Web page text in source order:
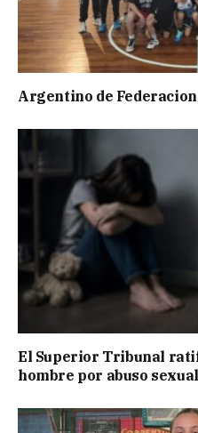
Argentino de
El Superior Tribunal
hombre por abuso sexual